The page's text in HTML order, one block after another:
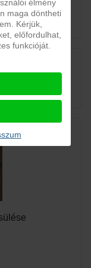
élmény
maga döntheti
Kérjük,
előfordulhat,
funkcióját.